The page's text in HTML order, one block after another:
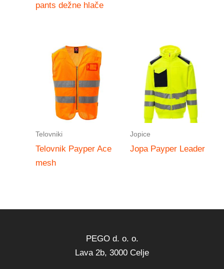
pants dežne hlače
Telovniki
Telovnik Payper Ace
mesh
Jopice
Jopa Payper Leader
PEGO d. o. o.
Lava 2b, 3000 Celje